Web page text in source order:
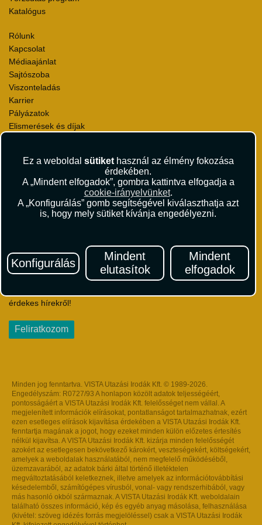
Ez a weboldal sütikethasznál az élmény fokozása
érdekében.
A „Mindent elfogadok”, gombra kattintva elfogadja a
cookie-irányelvünket.
A „Konfigurálás” gomb segítségével kiválaszthatja azt
is, hogy mely sütiket kívánja engedélyezni.
Konfigurálás
Mindent
elutasítok
Mindent
elfogadok
Katalógus
Rólunk
Kapcsolat
Médiaajánlat
Sajtószoba
Viszonteladás
Karrier
Pályázatok
Elismerések és díjak
Utazási Csomag Szerződési Feltételek
Útlemondás-biztosítás Szerződési Feltételek
Utasbiztosítás Szerződési Feltételek
Repülőjegy Szerződési Feltételek
Adatvédelem
Hírlevél
Iratkozzon fel Magyarország egyik legszínesebb utazási
érdekes hírekről!
Feliratkozom
Minden jog fenntartva. VISTA Utazási Irodák Kft. © 1989-2026.
Engedélyszám: R0727/93 A honlapon közölt adatok teljességéért,
pontosságáért a VISTA Utazási Irodák Kft. felelősséget nem vállal. A
megjelenített információk elírásokat, pontatlanságot tartalmazhatnak, ezért
ezen esetleges elírások kijavítása érdekében a VISTA Utazási Irodák Kft.
fenntartja magának a jogot, hogy ezeket minden külön előzetes értesítés
nélkül kijavítsa. A VISTA Utazási Irodák Kft. kizárja minden felelősségét
azokért az esetlegesen bekövetkező károkért, veszteségekért, költségekért,
amelyek a weboldalak használatából, nem megfelelő működéséből,
üzemzavarából, az adatok bárki által történő illetéktelen
megváltoztatásából keletkeznek, illetve amelyek az információtovábbítási
késedelemből, számítógépes vírusból, vonal- vagy rendszerhibából, vagy
más hasonló okból származnak. A VISTA Utazási Irodák Kft. weboldalain
található összes információ, kép és egyéb anyag másolása, felhasználása
(kivétel: szöveg idézés forrás megjelöléssel) csak a VISTA Utazási Irodák